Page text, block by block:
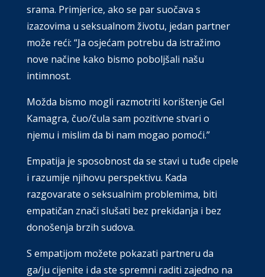
srama. Primjerice, ako se par suočava s
izazovima u seksualnom životu, jedan partner
može reći: “Ja osjećam potrebu da istražimo
nove načine kako bismo poboljšali našu
intimnost.
Možda bismo mogli razmotriti korištenje Gel
Kamagra, čuo/čula sam pozitivne stvari o
njemu i mislim da bi nam mogao pomoći.”
Empatija je sposobnost da se stavi u tuđe cipele
i razumije njihovu perspektivu. Kada
razgovarate o seksualnim problemima, biti
empatičan znači slušati bez prekidanja i bez
donošenja brzih sudova.
S empatijom možete pokazati partneru da
ga/ju cijenite i da ste spremni raditi zajedno na